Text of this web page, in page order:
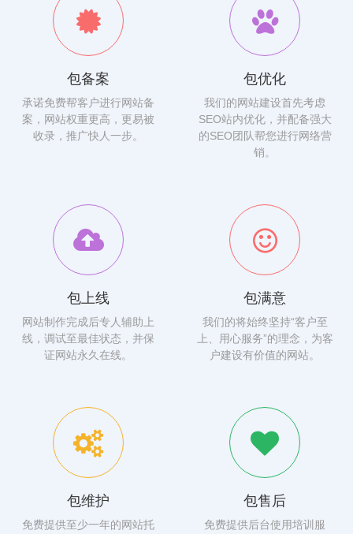
包备案
承诺免费帮客户进行网站备
案，网站权重更高，更易被
收录，推广快人一步。
包优化
我们的网站建设首先考虑
SEO站内优化，并配备强大
的SEO团队帮您进行网络营
销。
包上线
网站制作完成后专人辅助上
线，调试至最佳状态，并保
证网站永久在线。
包满意
我们的将始终坚持“客户至
上、用心服务”的理念，为客
户建设有价值的网站。
包维护
免费提供至少一年的网站托
包售后
免费提供后台使用培训服